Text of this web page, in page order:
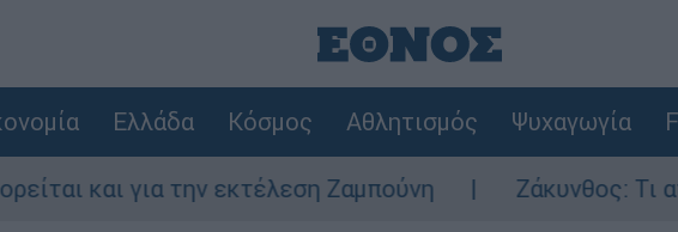
Ελλάδα Κόσμος Αθλητισμός Ψυχαγωγία
για την εκτέλεση Ζαμπούνη Ζάκυνθος: Τι